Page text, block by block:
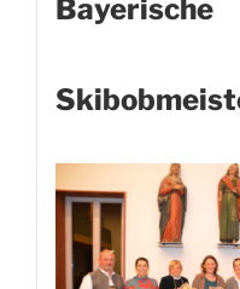
Bayerische